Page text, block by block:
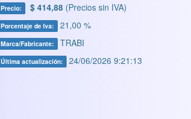
Precio: $ 414,88 (Precios sin IVA)
Porcentaje de Iva: 21,00 %
Marca/Fabricante: TRABI
Última actualización: 24/06/2026 9:21:13